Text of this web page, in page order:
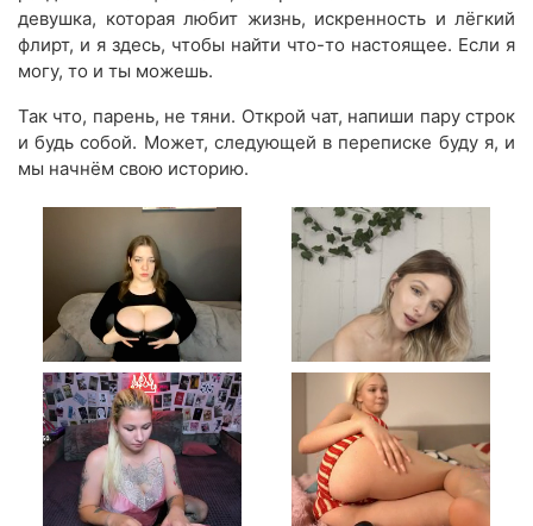
девушка, которая любит жизнь, искренность и лёгкий
флирт, и я здесь, чтобы найти что-то настоящее. Если я
могу, то и ты можешь.
Так что, парень, не тяни. Открой чат, напиши пару строк
и будь собой. Может, следующей в переписке буду я, и
мы начнём свою историю.